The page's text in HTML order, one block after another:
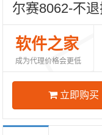
尔赛8062-不退
软件之家
成为代理价格会更低
立即购买